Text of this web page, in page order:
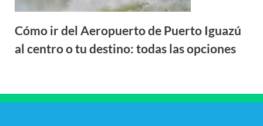
Cómo ir del Aeropuerto de Puerto Iguazú
al centro o tu destino: todas las opciones